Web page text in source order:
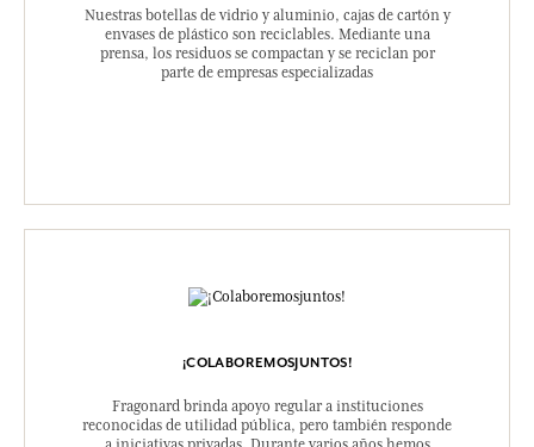
Nuestras botellas de vidrio y aluminio, cajas de cartón y
envases de plástico son reciclables. Mediante una
prensa, los residuos se compactan y se reciclan por
parte de empresas especializadas
¡COLABOREMOSJUNTOS!
Fragonard brinda apoyo regular a instituciones
reconocidas de utilidad pública, pero también responde